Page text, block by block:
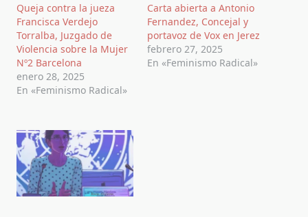
Queja contra la jueza
Francisca Verdejo
Torralba, Juzgado de
Violencia sobre la Mujer
Nº2 Barcelona
enero 28, 2025
En «Feminismo Radical»
Carta abierta a Antonio
Fernandez, Concejal y
portavoz de Vox en Jerez
febrero 27, 2025
En «Feminismo Radical»